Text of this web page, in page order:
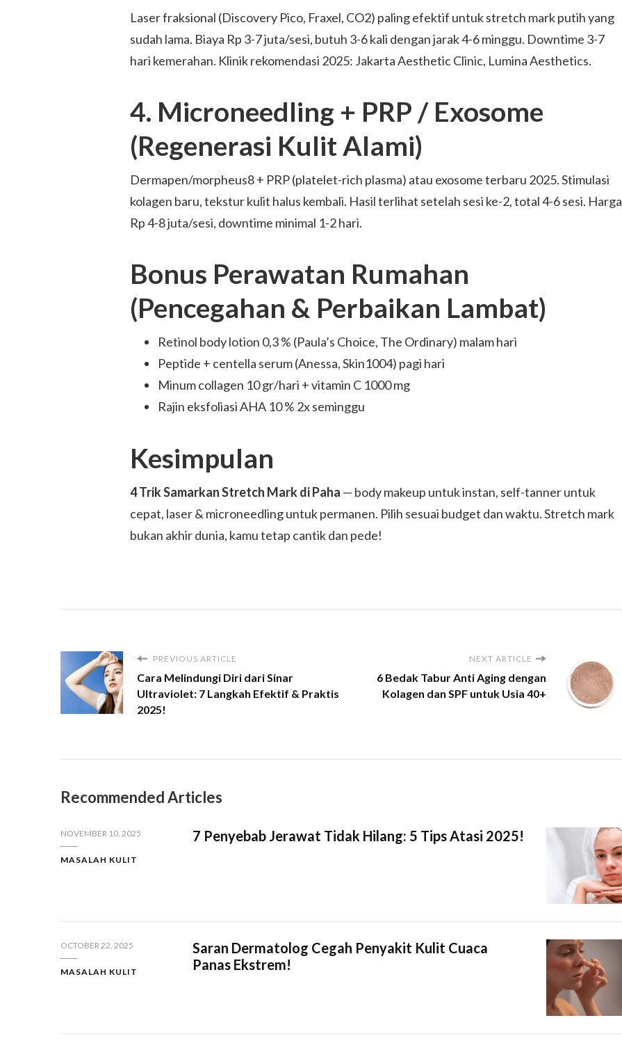
Laser fraksional (Discovery Pico, Fraxel, CO2) paling efektif untuk stretch mark putih yang
sudah lama. Biaya Rp 3-7 juta/sesi, butuh 3-6 kali dengan jarak 4-6 minggu. Downtime 3-7
hari kemerahan. Klinik rekomendasi 2025: Jakarta Aesthetic Clinic, Lumina Aesthetics.
4. Microneedling + PRP / Exosome
(Regenerasi Kulit Alami)
Dermapen/morpheus8 + PRP (platelet-rich plasma) atau exosome terbaru 2025. Stimulasi
kolagen baru, tekstur kulit halus kembali. Hasil terlihat setelah sesi ke-2, total 4-6 sesi. Harga
Rp 4-8 juta/sesi, downtime minimal 1-2 hari.
Bonus Perawatan Rumahan
(Pencegahan & Perbaikan Lambat)
Retinol body lotion 0,3 % (Paula’s Choice, The Ordinary) malam hari
Peptide + centella serum (Anessa, Skin1004) pagi hari
Minum collagen 10 gr/hari + vitamin C 1000 mg
Rajin eksfoliasi AHA 10 % 2x seminggu
Kesimpulan
4 Trik Samarkan Stretch Mark di Paha — body makeup untuk instan, self-tanner untuk
cepat, laser & microneedling untuk permanen. Pilih sesuai budget dan waktu. Stretch mark
bukan akhir dunia, kamu tetap cantik dan pede!
PREVIOUS ARTICLE
Cara Melindungi Diri dari Sinar
Ultraviolet: 7 Langkah Efektif & Praktis
2025!
NEXT ARTICLE
6 Bedak Tabur Anti Aging dengan
Kolagen dan SPF untuk Usia 40+
Recommended Articles
NOVEMBER 10, 2025
MASALAH KULIT
7 Penyebab Jerawat Tidak Hilang: 5 Tips Atasi 2025!
OCTOBER 22, 2025
MASALAH KULIT
Saran Dermatolog Cegah Penyakit Kulit Cuaca
Panas Ekstrem!